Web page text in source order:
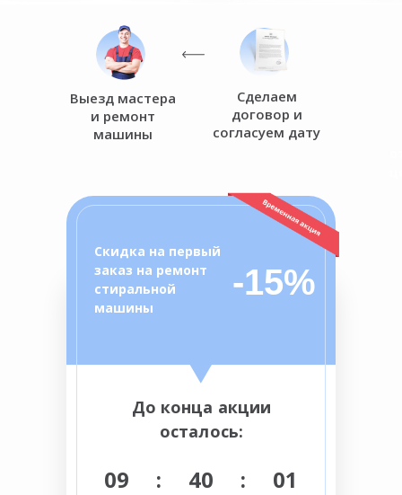
09 : 40 : 01
До конца акции
осталось:
Скидка на первый
заказ на ремонт
стиральной
машины
-15%
Выезд мастера
и ремонт
машины
Сделаем
договор и
согласуем дату